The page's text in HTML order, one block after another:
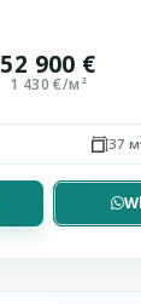
52 900 €
1 430 €/м²
37 м